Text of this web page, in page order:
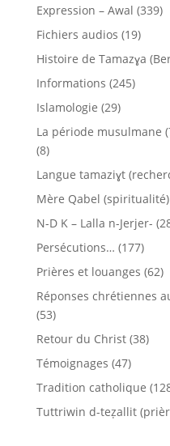
Expression – Awal (339)
Fichiers audios (19)
Histoire de Tamazɣa
Informations (245)
Islamologie (29)
La période musulmane
(8)
Langue tamaziɣt
Mère Qabel (spiritualité)
N-D K – Lalla n-Jerjer-
Persécutions… (177)
Prières et louanges (62)
Réponses chrétiennes
(53)
Retour du Christ(38)
Témoignages (47)
Tradition catholique
Tuttriwin d-teẓallit